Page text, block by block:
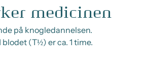
medicinen
på knogledannelsen.
(T½) er ca. 1 time.